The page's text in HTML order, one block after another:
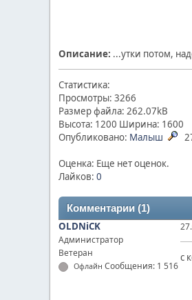
Описание: ...утки потом,
Статистика:
Просмотры: 3266
Размер файла: 262.07kB
Высота: 1200 Ширина: 1600
Опубликовано: Малыш
Оценка: Еще нет оценок.
Лайков: 0
Комментарии (1)
OLDNiCK
Администратор
Ветеран
Офлайн Сообщения: 1 516
с